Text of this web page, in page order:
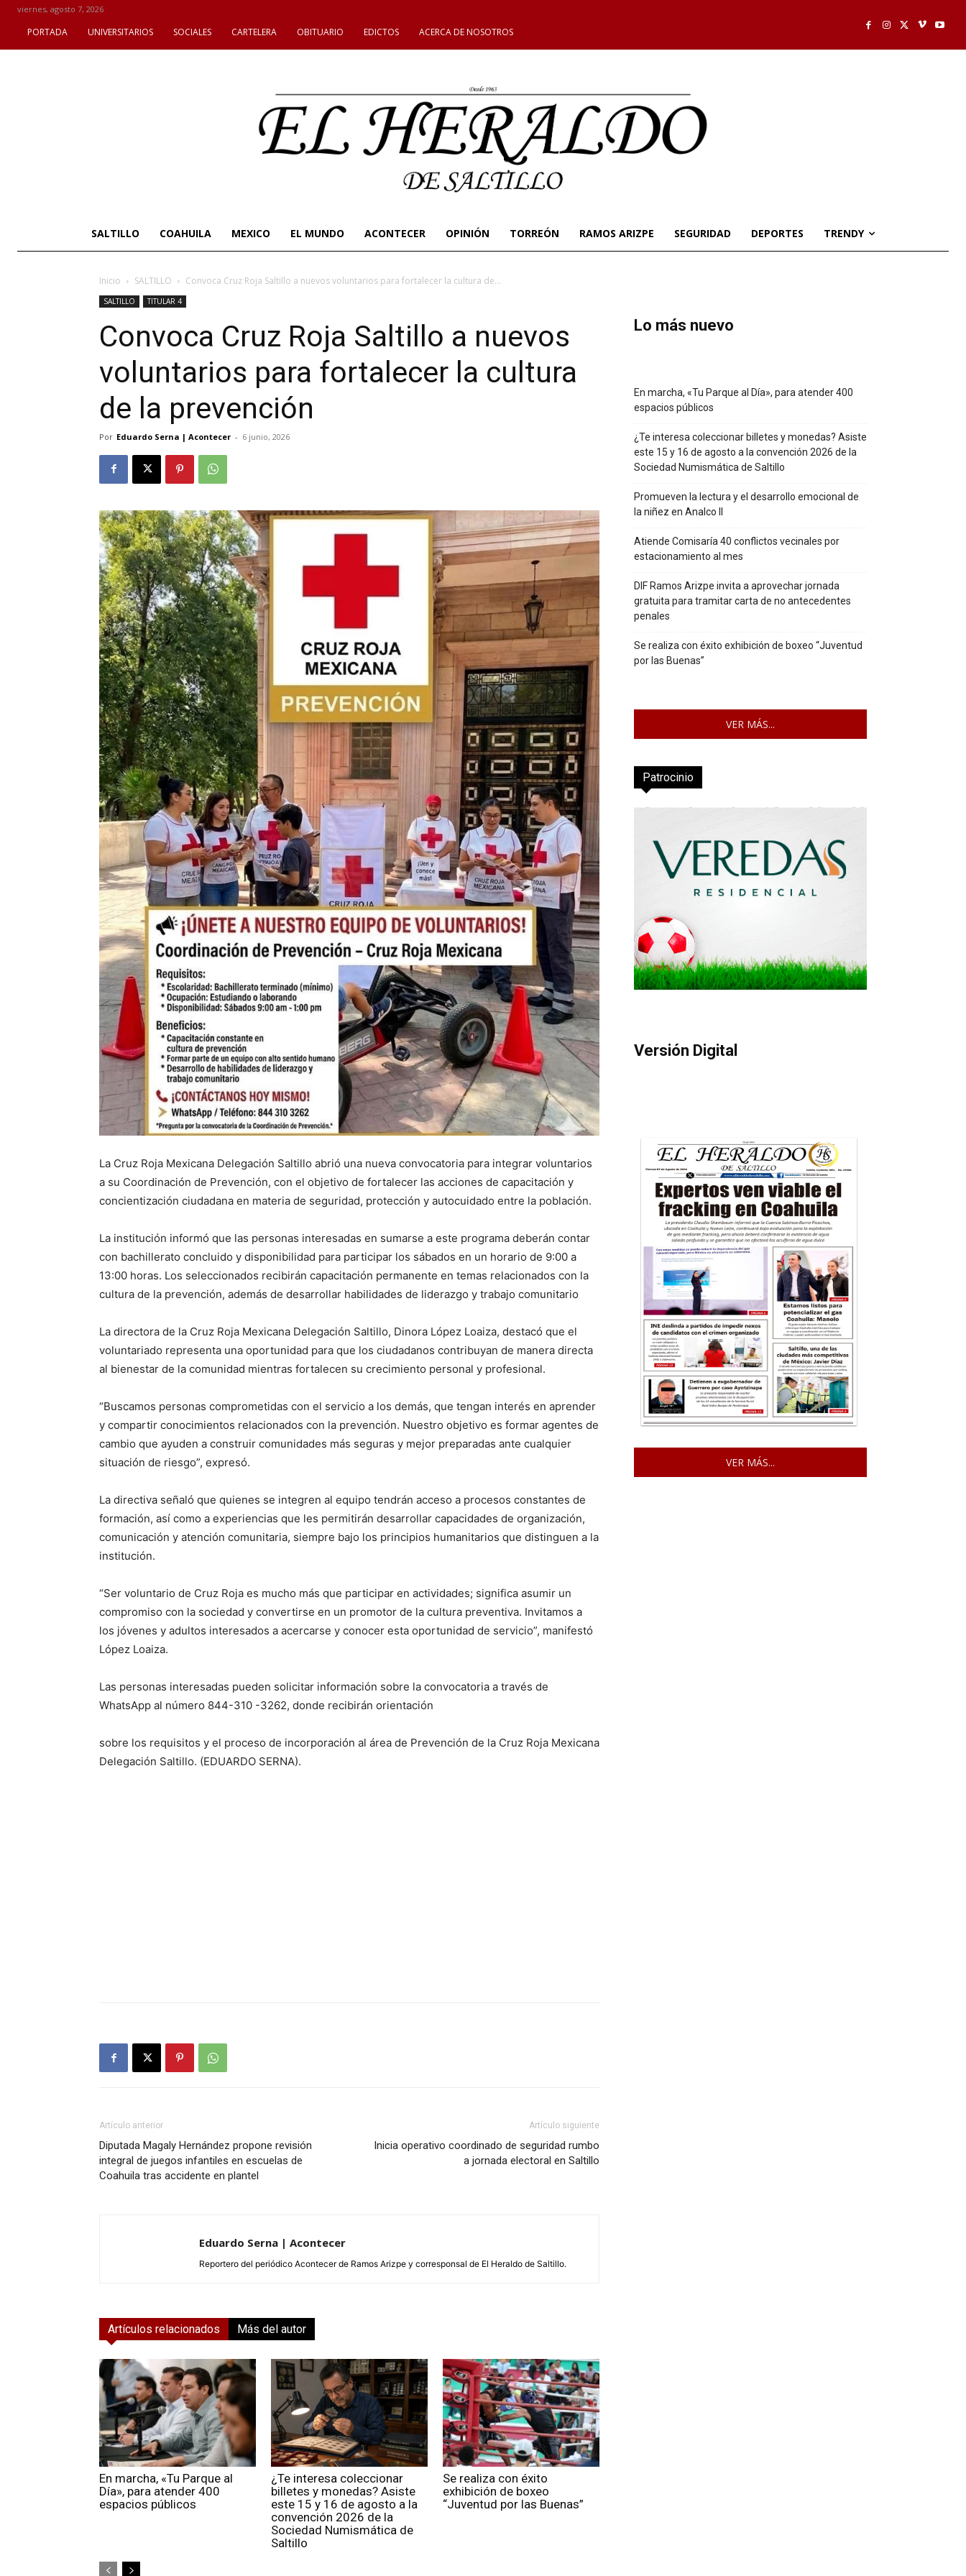
viernes, agosto 7, 2026
PORTADA UNIVERSITARIOS SOCIALES CARTELERA OBITUARIO EDICTOS ACERCA DE NOSOTROS
SALTILLO COAHUILA MEXICO EL MUNDO ACONTECER OPINIÓN TORREÓN RAMOS ARIZPE SEGURIDAD DEPORTES TRENDY
Inicio SALTILLO Convoca Cruz Roja Saltillo a nuevos voluntarios para fortalecer la cultura de...
SALTILLO TITULAR 4
Convoca Cruz Roja Saltillo a nuevos
voluntarios para fortalecer la cultura
de la prevención
Por Eduardo Serna | Acontecer - 6 junio, 2026
La Cruz Roja Mexicana Delegación Saltillo abrió una nueva convocatoria para integrar voluntarios
a su Coordinación de Prevención, con el objetivo de fortalecer las acciones de capacitación y
concientización ciudadana en materia de seguridad, protección y autocuidado entre la población.
La institución informó que las personas interesadas en sumarse a este programa deberán contar
con bachillerato concluido y disponibilidad para participar los sábados en un horario de 9:00 a
13:00 horas. Los seleccionados recibirán capacitación permanente en temas relacionados con la
cultura de la prevención, además de desarrollar habilidades de liderazgo y trabajo comunitario
La directora de la Cruz Roja Mexicana Delegación Saltillo, Dinora López Loaiza, destacó que el
voluntariado representa una oportunidad para que los ciudadanos contribuyan de manera directa
al bienestar de la comunidad mientras fortalecen su crecimiento personal y profesional.
“Buscamos personas comprometidas con el servicio a los demás, que tengan interés en aprender
y compartir conocimientos relacionados con la prevención. Nuestro objetivo es formar agentes de
cambio que ayuden a construir comunidades más seguras y mejor preparadas ante cualquier
situación de riesgo”, expresó.
La directiva señaló que quienes se integren al equipo tendrán acceso a procesos constantes de
formación, así como a experiencias que les permitirán desarrollar capacidades de organización,
comunicación y atención comunitaria, siempre bajo los principios humanitarios que distinguen a la
institución.
“Ser voluntario de Cruz Roja es mucho más que participar en actividades; significa asumir un
compromiso con la sociedad y convertirse en un promotor de la cultura preventiva. Invitamos a
los jóvenes y adultos interesados a acercarse y conocer esta oportunidad de servicio”, manifestó
López Loaiza.
Las personas interesadas pueden solicitar información sobre la convocatoria a través de
WhatsApp al número 844-310 -3262, donde recibirán orientación
sobre los requisitos y el proceso de incorporación al área de Prevención de la Cruz Roja Mexicana
Delegación Saltillo. (EDUARDO SERNA).
Artículo anterior
Diputada Magaly Hernández propone revisión
integral de juegos infantiles en escuelas de
Coahuila tras accidente en plantel
Artículo siguiente
Inicia operativo coordinado de seguridad rumbo
a jornada electoral en Saltillo
Eduardo Serna | Acontecer
Reportero del periódico Acontecer de Ramos Arizpe y corresponsal de El Heraldo de Saltillo.
Artículos relacionados Más del autor
En marcha, «Tu Parque al
Día», para atender 400
espacios públicos
¿Te interesa coleccionar
billetes y monedas? Asiste
este 15 y 16 de agosto a la
convención 2026 de la
Sociedad Numismática de
Saltillo
Se realiza con éxito
exhibición de boxeo
“Juventud por las Buenas”
Lo más nuevo
En marcha, «Tu Parque al Día», para atender 400
espacios públicos
¿Te interesa coleccionar billetes y monedas? Asiste
este 15 y 16 de agosto a la convención 2026 de la
Sociedad Numismática de Saltillo
Promueven la lectura y el desarrollo emocional de
la niñez en Analco II
Atiende Comisaría 40 conflictos vecinales por
estacionamiento al mes
DIF Ramos Arizpe invita a aprovechar jornada
gratuita para tramitar carta de no antecedentes
penales
Se realiza con éxito exhibición de boxeo “Juventud
por las Buenas”
VER MÁS...
Patrocinio
Versión Digital
VER MÁS...